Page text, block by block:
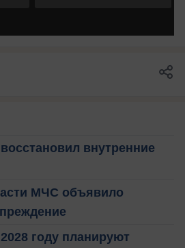
внутренние
МЧС объявило
году планируют